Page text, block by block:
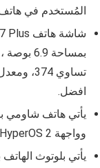
المُستخدم في
شاشة هاتف Plus
افضل.
وواجهة HyperOS 2.
يأتي بلوتوث الهاتف